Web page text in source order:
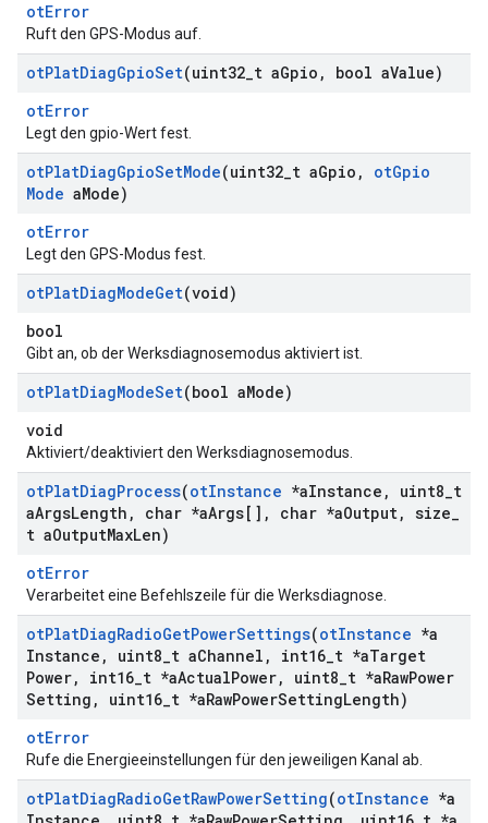
otError
Ruft den GPS-Modus auf.
otPlatDiagGpioSet(uint32 t aGpio , bool aValue)
otError
Legt den gpio-Wert fest.
otPlatDiagGpioSetMode(uint32 t aGpio , otGpio
Mode aMode)
otError
Legt den GPS-Modus fest.
otPlatDiagModeGet(void)
bool
Gibt an, ob der Werksdiagnosemodus aktiviert ist.
otPlatDiagModeSet(bool aMode)
void
Aktiviert/deaktiviert den Werksdiagnosemodus.
otPlatDiagProcess(otInstance *aInstance , uint8 t
aArgsLength , char *aArgs[] , char *aOutput, size
t aOutputMaxLen)
otError
Verarbeitet eine Befehlszeile für die Werksdiagnose.
otPlatDiagRadioGetPowerSettings(otInstance *a
Instance , uint8 t aChannel , int16 t *aTarget
Power, int16 t *aActualPower, uint8 t *aRawPower
Setting , uint16 t *aRawPowerSettingLength)
otError
Rufe die Energieeinstellungen für den jeweiligen Kanal ab.
otPlatDiagRadioGetRawPowerSetting(otInstance *a